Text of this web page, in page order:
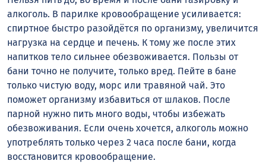
алкоголь. В парилке кровообращение усиливается:
спиртное быстро разойдётся по организму, увеличится
нагрузка на сердце и печень. К тому же после этих
напитков тело сильнее обезвоживается. Пользы от
бани точно не получите, только вред. Пейте в бане
только чистую воду, морс или травяной чай. Это
поможет организму избавиться от шлаков. После
парной нужно пить много воды, чтобы избежать
обезвоживания. Если очень хочется, алкоголь можно
употреблять только через 2 часа после бани, когда
восстановится кровообращение.